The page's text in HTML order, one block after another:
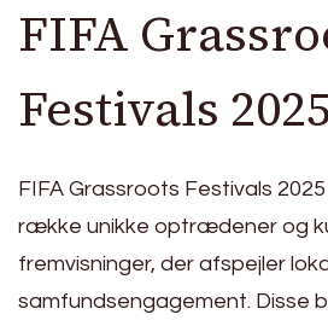
FIFA
Festivals
FIFA Grassroots Festivals
række unikke optrædener og
fremvisninger, der afspejler
samfundsengagement. Disse